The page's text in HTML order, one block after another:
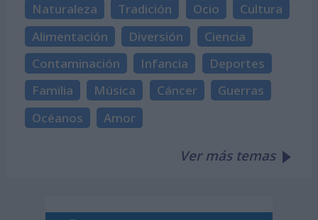
Naturaleza
Tradición Ocio
Cultura
Alimentación
Diversión
Ciencia
Contaminación
Infancia
Deportes
Familia
Música Cáncer
Guerras
Océanos
Amor
Ver más temas